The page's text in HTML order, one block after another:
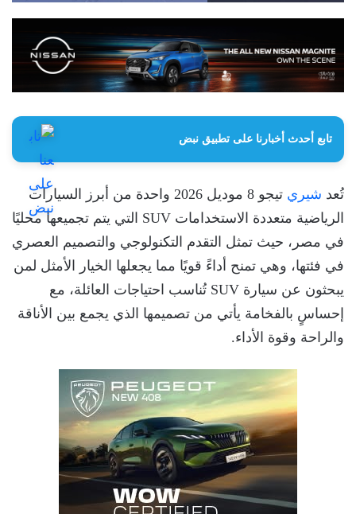
تابع أحدث أخبارنا على تطبيق نبض
تُعد شيري
تيجو 8 موديل 2026 واحدة من أبرز السيارات
الرياضية متعددة الاستخدامات SUV التي يتم تجميعها محليًا
في مصر، حيث تمثل التقدم التكنولوجي والتصميم العصري
في فئتها، وهي تمنح أداءً قويًا مما يجعلها الخيار الأمثل لمن
يبحثون عن سيارة SUV تُناسب احتياجات العائلة، مع
إحساسٍ بالفخامة يأتي من تصميمها الذي يجمع بين الأناقة
والراحة وقوة الأداء.